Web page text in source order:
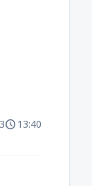
schedule13:40